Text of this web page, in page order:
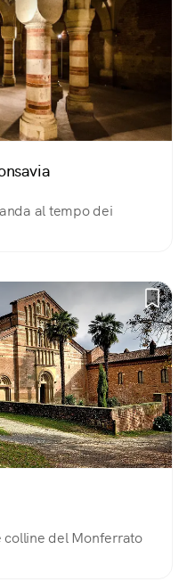
al tempo dei
colline del Monferrato